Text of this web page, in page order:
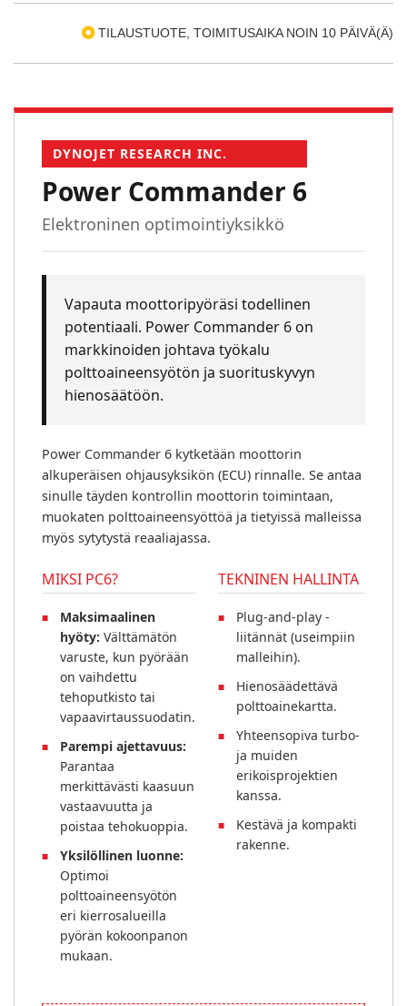
TILAUSTUOTE, TOIMITUSAIKA NOIN 10 PÄIVÄ(Ä)
DYNOJET RESEARCH INC.
Power Commander 6
Elektroninen optimointiyksikkö
Vapauta moottoripyöräsi todellinen
potentiaali. Power Commander 6 on
markkinoiden johtava työkalu
polttoaineensyötön ja suorituskyvyn
hienosäätöön.
Power Commander 6 kytketään moottorin
alkuperäisen ohjausyksikön (ECU) rinnalle. Se antaa
sinulle täyden kontrollin moottorin toimintaan,
muokaten polttoaineensyöttöä ja tietyissä malleissa
myös sytytystä reaaliajassa.
MIKSI PC6?
Maksimaalinen
hyöty: Välttämätön
varuste, kun pyörään
on vaihdettu
tehoputkisto tai
vapaavirtaussuodatin.
Parempi ajettavuus:
Parantaa
merkittävästi kaasuun
vastaavuutta ja
poistaa tehokuoppia.
Yksilöllinen luonne:
Optimoi
polttoaineensyötön
eri kierrosalueilla
pyörän kokoonpanon
mukaan.
TEKNINEN HALLINTA
Plug-and-play -
liitännät (useimpiin
malleihin).
Hienosäädettävä
polttoainekartta.
Yhteensopiva turbo-
ja muiden
erikoisprojektien
kanssa.
Kestävä ja kompakti
rakenne.